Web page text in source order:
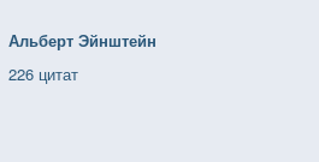
Альберт Эйнштейн
226 цитат